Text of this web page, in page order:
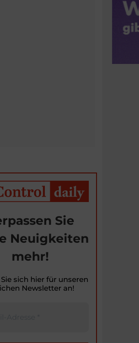
Sie
Neuigkeiten
mehr!
sich hier für unseren
Newsletter an!